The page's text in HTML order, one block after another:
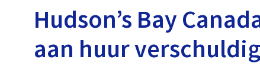
Hudson’s Bay
aan huur